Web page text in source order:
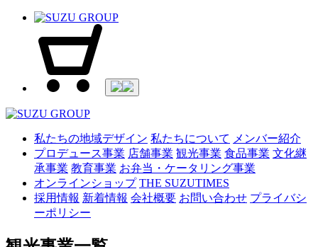
私たちの地域デザイン 私たちについて メンバー紹介
プロデュース事業 店舗事業 観光事業 食品事業 文化継
承事業 教育事業 お弁当・ケータリング事業
オンラインショップ THE SUZUTIMES
採用情報 新着情報 会社概要 お問い合わせ プライバシ
ーポリシー